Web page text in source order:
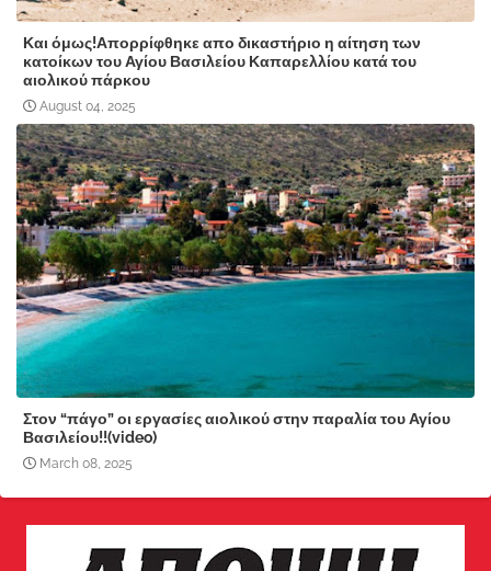
Και όμως!Απορρίφθηκε απο δικαστήριο η αίτηση των
κατοίκων του Αγίου Βασιλείου Καπαρελλίου κατά του
αιολικού πάρκου
August 04, 2025
Στον “πάγο” οι εργασίες αιολικού στην παραλία του Αγίου
Βασιλείου!!(video)
March 08, 2025